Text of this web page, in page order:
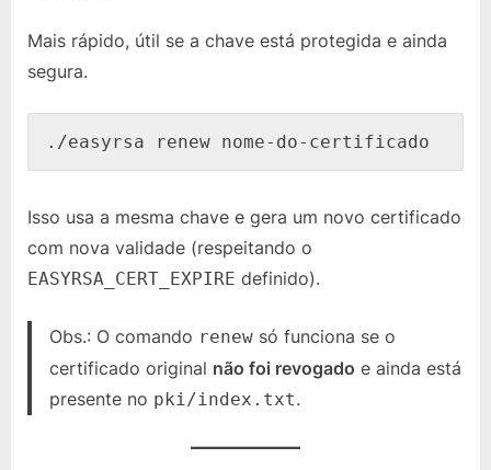
Mais rápido, útil se a chave está protegida e ainda
segura.
./easyrsa renew nome-do-certificado
Isso usa a mesma chave e gera um novo certificado
com nova validade (respeitando o
EASYRSA_CERT_EXPIRE definido).
Obs.: O comando renew só funciona se o
certificado original não foi revogado e ainda está
presente no pki/index.txt.